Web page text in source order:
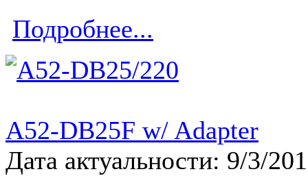
Подробнее...
A52-DB25F w/ Adapter
Дата актуальности: 9/3/